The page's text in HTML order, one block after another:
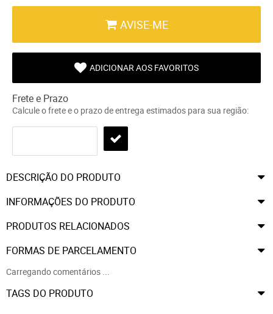
AVISE-ME
ADICIONAR AOS FAVORITOS
Frete e Prazo
Calcule o frete e o prazo de entrega estimados para sua região:
DESCRIÇÃO DO PRODUTO
INFORMAÇÕES DO PRODUTO
PRODUTOS RELACIONADOS
FORMAS DE PARCELAMENTO
Carregando comentários ...
TAGS DO PRODUTO